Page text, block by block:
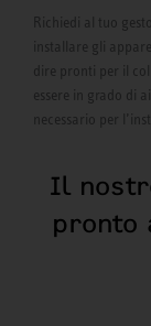
Richiedi al tuo
installare gli
dire pronti per il
essere in grado di
necessario per
Il
pronto